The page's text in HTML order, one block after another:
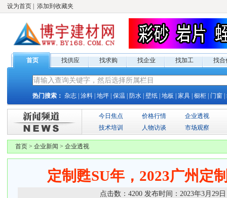
设为首页 添加到收藏夹
首页 找供应 找求购 找企业 找加工 找合
热门搜索： 杂志 涂料 地坪 保温 防水 壁纸 地板 家具 橱柜 门窗
今日焦点 价格行情
企业透视
技术培训
人物访谈 市场观察
首页 > 企业新闻 > 企业透视
定制甦SU年，2023广州定
点击数： 4200发布时间： 2023年3月29日